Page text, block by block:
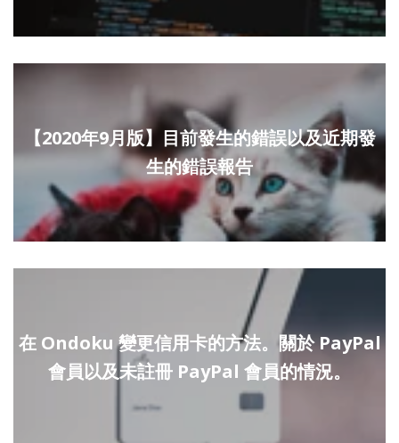
【2020年9月版】目前發生的錯誤以及近期發
生的錯誤報告
在 Ondoku 變更信用卡的方法。關於 PayPal
會員以及未註冊 PayPal 會員的情況。